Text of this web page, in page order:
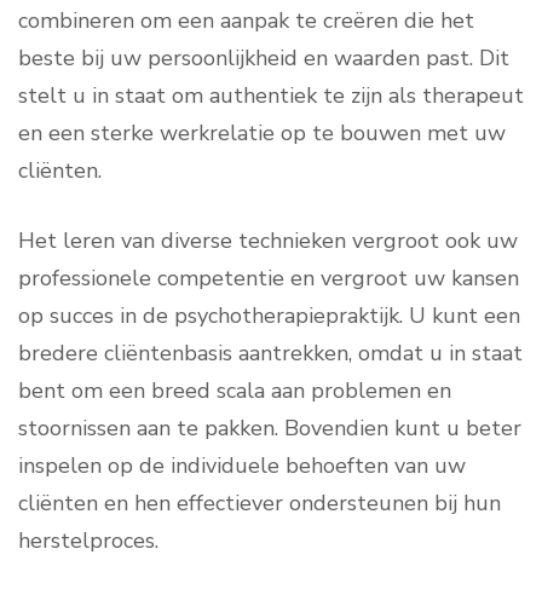
combineren om een aanpak te creëren die het
beste bij uw persoonlijkheid en waarden past. Dit
stelt u in staat om authentiek te zijn als therapeut
en een sterke werkrelatie op te bouwen met uw
cliënten.
Het leren van diverse technieken vergroot ook uw
professionele competentie en vergroot uw kansen
op succes in de psychotherapiepraktijk. U kunt een
bredere cliëntenbasis aantrekken, omdat u in staat
bent om een breed scala aan problemen en
stoornissen aan te pakken. Bovendien kunt u beter
inspelen op de individuele behoeften van uw
cliënten en hen effectiever ondersteunen bij hun
herstelproces.